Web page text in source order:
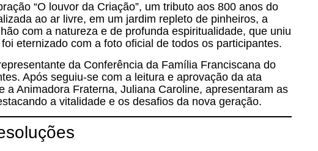
“O louvor da Criação”, um tributo aos 800 anos do
ao ar livre, em um jardim repleto de pinheiros, a
com a natureza e de profunda espiritualidade, que uniu
eternizado com a foto oficial de todos os participantes.
da Conferência da Família Franciscana do
Após seguiu-se com a leitura e aprovação da ata
a Animadora Fraterna, Juliana Caroline, apresentaram as
a vitalidade e os desafios da nova geração.